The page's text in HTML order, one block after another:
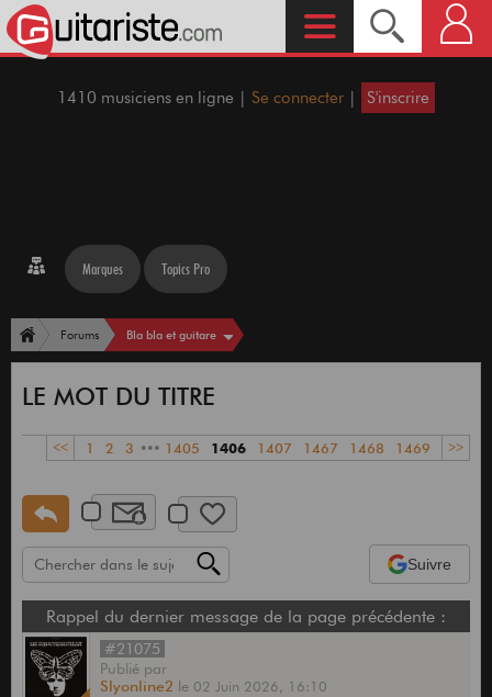
1410 musiciens en ligne | Se connecter | S'inscrire
Marques Topics Pro
Forums Bla bla et guitare
LE MOT DU TITRE
<< 1 2 3 ••• 1405 1406 1407 1467 1468 1469 >>
Suivre
Rappel du dernier message de la page précédente :
#21075
Publié par
Slyonline2 le 02 Juin 2026, 16:10